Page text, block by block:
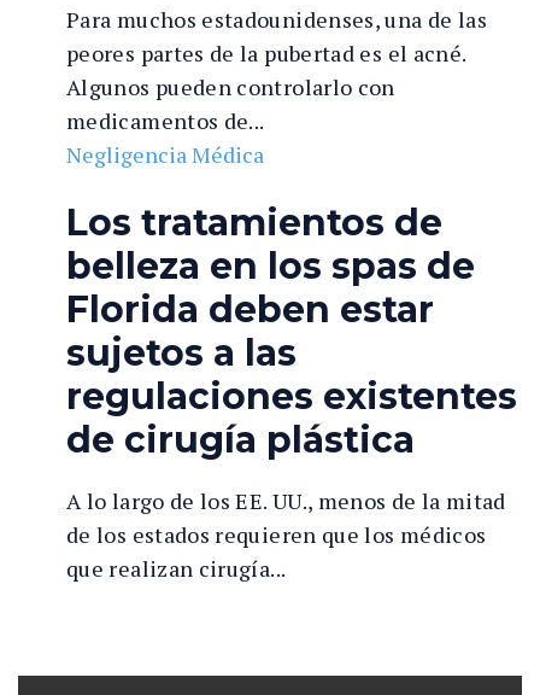
Para muchos estadounidenses, una de las
peores partes de la pubertad es el acné.
Algunos pueden controlarlo con
medicamentos de...
Negligencia Médica
Los tratamientos de
belleza en los spas de
Florida deben estar
sujetos a las
regulaciones existentes
de cirugía plástica
A lo largo de los EE. UU., menos de la mitad
de los estados requieren que los médicos
que realizan cirugía...